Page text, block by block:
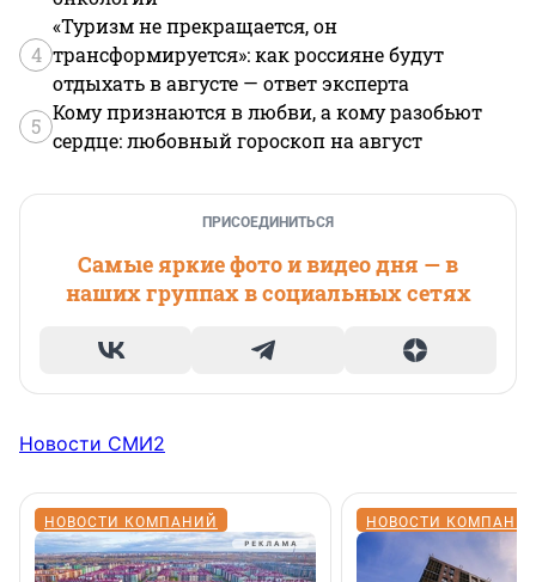
4
«Туризм не прекращается, он
трансформируется»: как россияне будут
отдыхать в августе — ответ эксперта
5
Кому признаются в любви, а кому разобьют
сердце: любовный гороскоп на август
ПРИСОЕДИНИТЬСЯ
Самые яркие фото и видео дня — в
наших группах в социальных сетях
Новости СМИ2
НОВОСТИ КОМПАНИЙ НОВОСТИ